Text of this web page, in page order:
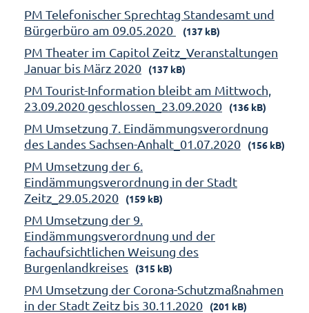
PM Telefonischer Sprechtag Standesamt und
Bürgerbüro am 09.05.2020
(137 kB)
PM Theater im Capitol Zeitz_Veranstaltungen
Januar bis März 2020
(137 kB)
PM Tourist-Information bleibt am Mittwoch,
23.09.2020 geschlossen_23.09.2020
(136 kB)
PM Umsetzung 7. Eindämmungsverordnung
des Landes Sachsen-Anhalt_01.07.2020
(156 kB)
PM Umsetzung der 6.
Eindämmungsverordnung in der Stadt
Zeitz_29.05.2020
(159 kB)
PM Umsetzung der 9.
Eindämmungsverordnung und der
fachaufsichtlichen Weisung des
Burgenlandkreises
(315 kB)
PM Umsetzung der Corona-Schutzmaßnahmen
in der Stadt Zeitz bis 30.11.2020
(201 kB)